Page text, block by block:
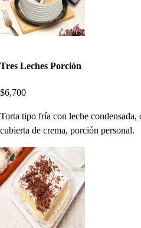
Tres Leches Porción
$6,700
Torta tipo fría con leche condensada,
cubierta de crema, porción personal.